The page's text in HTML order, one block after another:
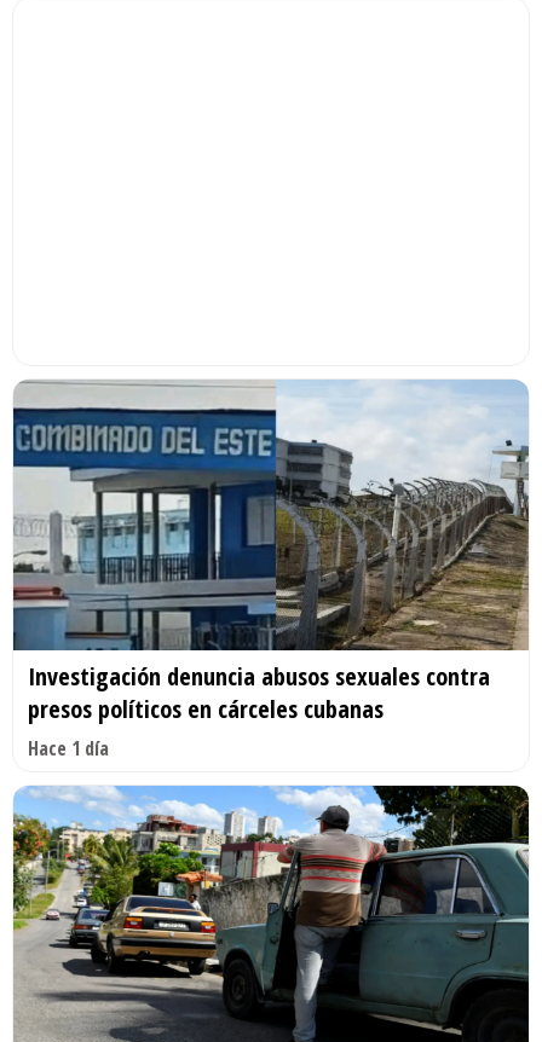
Investigación denuncia abusos sexuales contra
presos políticos en cárceles cubanas
Hace 1 día